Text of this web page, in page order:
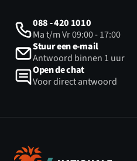
088 - 420 1010
Ma t/m Vr 09:00 - 17:00
Stuur een e-mail
Antwoord binnen 1 uur
Open de chat
Voor direct antwoord